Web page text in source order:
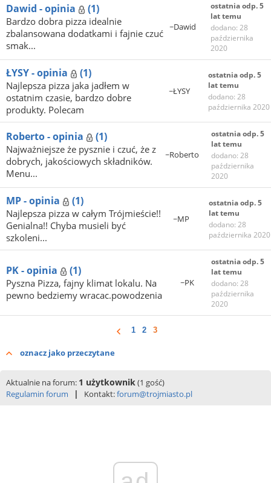
Dawid - opinia (1)
Bardzo dobra pizza idealnie
zbalansowana dodatkami i fajnie czuć
smak...
~Dawid
ostatnia odp. 5
lat temu
dodano: 28
października
2020
ŁYSY - opinia (1)
Najlepsza pizza jaka jadłem w
ostatnim czasie, bardzo dobre
produkty. Polecam
~ŁYSY
ostatnia odp. 5
lat temu
dodano: 28
października 2020
Roberto - opinia (1)
Najważniejsze że pysznie i czuć, że z
dobrych, jakościowych składników.
Menu...
~Roberto
ostatnia odp. 5
lat temu
dodano: 28
października
2020
MP - opinia (1)
Najlepsza pizza w całym Trójmieście!!
Genialna!! Chyba musieli być
szkoleni...
~MP
ostatnia odp. 5
lat temu
dodano: 28
października 2020
PK - opinia (1)
Pyszna Pizza, fajny klimat lokalu. Na
pewno bedziemy wracac.powodzenia
~PK
ostatnia odp. 5
lat temu
dodano: 28
października
2020
1 2 3
oznacz jako przeczytane
Aktualnie na forum: 1 użytkownik(1 gość)
Regulamin forum
| Kontakt:forum@trojmiasto.pl